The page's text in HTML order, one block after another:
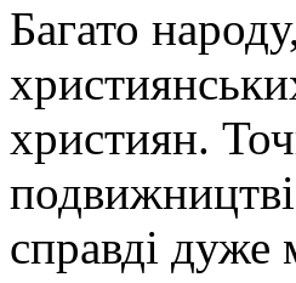
Багато
християн.
справді дуже